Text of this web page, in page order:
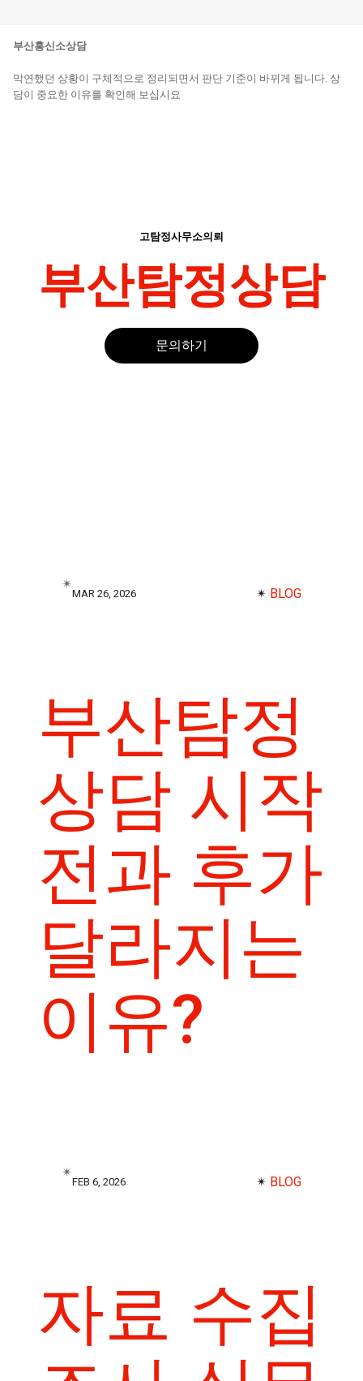
부산흥신소상담
막연했던 상황이 구체적으로 정리되면서 판단 기준이 바뀌게 됩니다. 상
담이 중요한 이유를 확인해 보십시요
고탐정사무소의뢰
부산탐정상담
문의하기
✴︎
MAR 26, 2026 ✴︎ BLOG
부산탐정
상담 시작
전과 후가
달라지는
이유?
✴︎
FEB 6, 2026 ✴︎ BLOG
자료 수집